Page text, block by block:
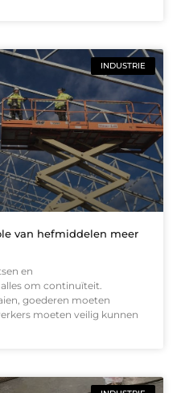
INDUSTRIE
van hefmiddelen meer
en
om continuïteit.
goederen moeten
moeten veilig kunnen